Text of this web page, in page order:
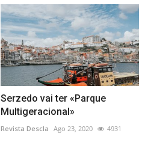
Serzedo vai ter «Parque
Multigeracional»
Revista Descla Ago 23, 2020 4931